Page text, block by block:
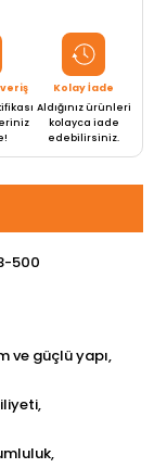
Kolay İade
Aldığınız ürünleri
kolayca iade
edebilirsiniz.
500
ve güçlü yapı,